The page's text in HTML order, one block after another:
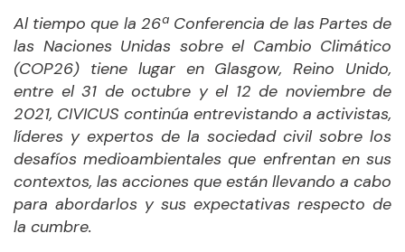
Al tiempo que la 26ª Conferencia de las Partes de
las Naciones Unidas sobre el Cambio Climático
(COP26) tiene lugar en Glasgow, Reino Unido,
entre el 31 de octubre y el 12 de noviembre de
2021, CIVICUS continúa entrevistando a activistas,
líderes y expertos de la sociedad civil sobre los
desafíos medioambientales que enfrentan en sus
contextos, las acciones que están llevando a cabo
para abordarlos y sus expectativas respecto de
la cumbre.